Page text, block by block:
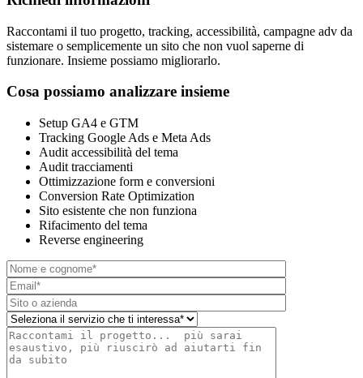
Raccontami il tuo progetto, tracking, accessibilità, campagne adv da
sistemare o semplicemente un sito che non vuol saperne di
funzionare. Insieme possiamo migliorarlo.
Cosa possiamo analizzare insieme
Setup GA4 e GTM
Tracking Google Ads e Meta Ads
Audit accessibilità del tema
Audit tracciamenti
Ottimizzazione form e conversioni
Conversion Rate Optimization
Sito esistente che non funziona
Rifacimento del tema
Reverse engineering